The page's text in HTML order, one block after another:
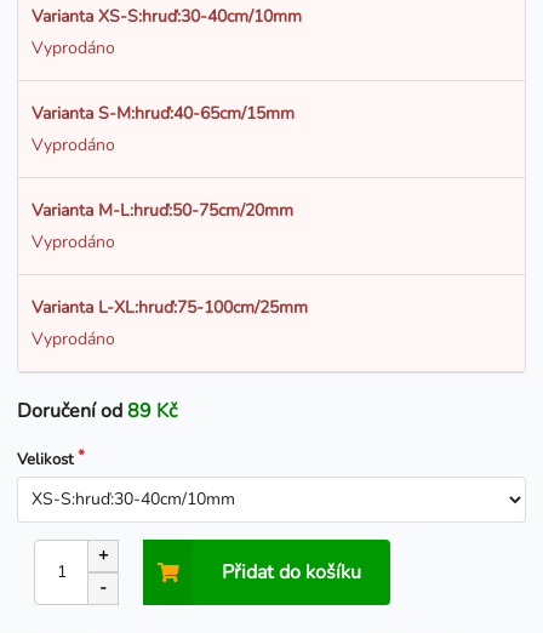
Varianta XS-S:hruď:30-40cm/10mm
Vyprodáno
Varianta S-M:hruď:40-65cm/15mm
Vyprodáno
Varianta M-L:hruď:50-75cm/20mm
Vyprodáno
Varianta L-XL:hruď:75-100cm/25mm
Vyprodáno
Doručení od89 Kč
Velikost
+
-
Přidat do košíku